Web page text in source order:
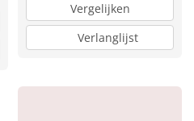
Vergelijken
Verlanglijst